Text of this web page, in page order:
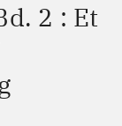
2 : Et